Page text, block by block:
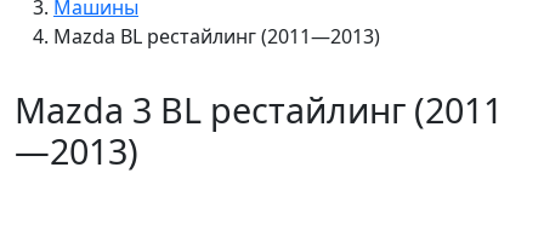
Машины
Mazda BL рестайлинг (2011—2013)
Mazda 3 BL рестайлинг (2011
—2013)